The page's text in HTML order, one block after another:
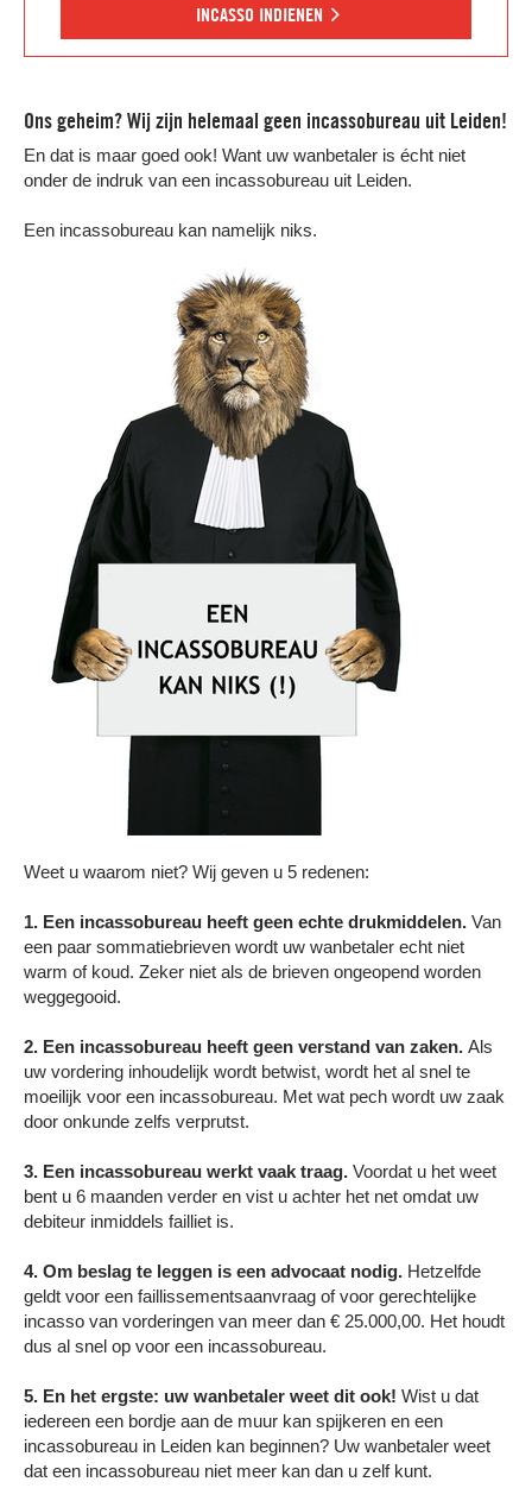
INCASSO INDIENEN
Ons geheim? Wij zijn helemaal geen incassobureau uit Leiden!
En dat is maar goed ook! Want uw wanbetaler is écht niet
onder de indruk van een incassobureau uit Leiden.
Een incassobureau kan namelijk niks.
Weet u waarom niet? Wij geven u 5 redenen:
1. Een incassobureau heeft geen echte drukmiddelen. Van
een paar sommatiebrieven wordt uw wanbetaler echt niet
warm of koud. Zeker niet als de brieven ongeopend worden
weggegooid.
2. Een incassobureau heeft geen verstand van zaken. Als
uw vordering inhoudelijk wordt betwist, wordt het al snel te
moeilijk voor een incassobureau. Met wat pech wordt uw zaak
door onkunde zelfs verprutst.
3. Een incassobureau werkt vaak traag. Voordat u het weet
bent u 6 maanden verder en vist u achter het net omdat uw
debiteur inmiddels failliet is.
4. Om beslag te leggen is een advocaat nodig. Hetzelfde
geldt voor een faillissementsaanvraag of voor gerechtelijke
incasso van vorderingen van meer dan € 25.000,00. Het houdt
dus al snel op voor een incassobureau.
5. En het ergste: uw wanbetaler weet dit ook! Wist u dat
iedereen een bordje aan de muur kan spijkeren en een
incassobureau in Leiden kan beginnen? Uw wanbetaler weet
dat een incassobureau niet meer kan dan u zelf kunt.